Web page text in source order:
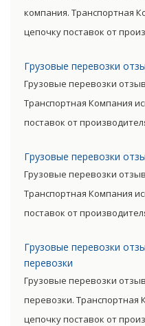
компания. Транспортная
цепочку поставок от
позволяют уменьшить
существенно снизив
Грузовые перевозки
Грузовые перевозки
Транспортная Компания
поставок от
позволяют уменьшить
существенно снизив
Грузовые перевозки
Грузовые перевозки
Транспортная Компания
поставок от
позволяют уменьшить
существенно снизив
Грузовые перевозки
перевозки
Грузовые перевозки
перевозки. Транспортная
цепочку поставок от